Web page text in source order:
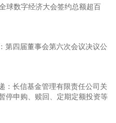
球数字经济大会签约总额超百
第四届董事会第六次会议决议公
：长信基金管理有限责任公司关
停申购、赎回、定期定额投资等